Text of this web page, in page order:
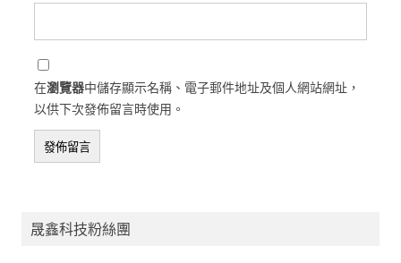
在瀏覽器中儲存顯示名稱、電子郵件地址及個人網站網址，
以供下次發佈留言時使用。
晟鑫科技粉絲團